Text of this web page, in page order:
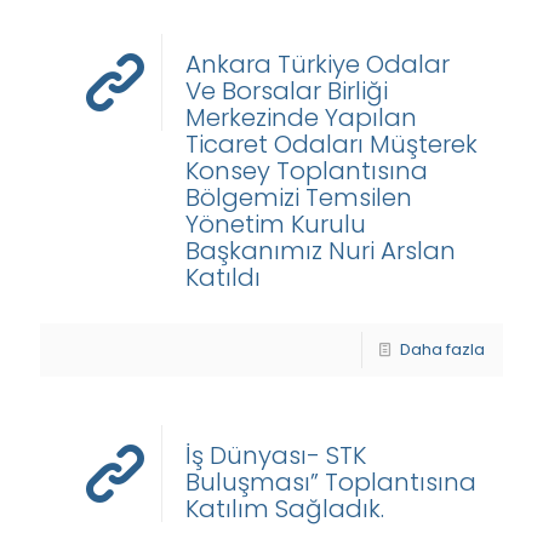
Ankara Türkiye Odalar
Ve Borsalar Birliği
Merkezinde Yapılan
Ticaret Odaları Müşterek
Konsey Toplantısına
Bölgemizi Temsilen
Yönetim Kurulu
Başkanımız Nuri Arslan
Katıldı
Daha fazla
İş Dünyası- STK
Buluşması” Toplantısına
Katılım Sağladık.